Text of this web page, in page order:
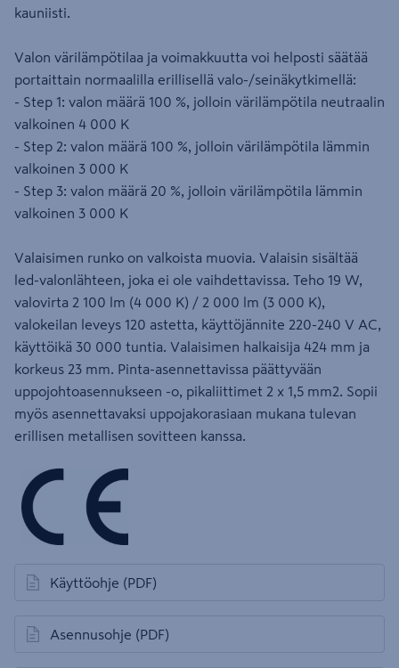
kauniisti.
Valon värilämpötilaa ja voimakkuutta voi helposti säätää
portaittain normaalilla erillisellä valo-/seinäkytkimellä:
- Step 1: valon määrä 100 %, jolloin värilämpötila neutraalin
valkoinen 4 000 K
- Step 2: valon määrä 100 %, jolloin värilämpötila lämmin
valkoinen 3 000 K
- Step 3: valon määrä 20 %, jolloin värilämpötila lämmin
valkoinen 3 000 K
Valaisimen runko on valkoista muovia. Valaisin sisältää
led-valonlähteen, joka ei ole vaihdettavissa. Teho 19 W,
valovirta 2 100 lm (4 000 K) / 2 000 lm (3 000 K),
valokeilan leveys 120 astetta, käyttöjännite 220-240 V AC,
käyttöikä 30 000 tuntia. Valaisimen halkaisija 424 mm ja
korkeus 23 mm. Pinta-asennettavissa päättyvään
uppojohtoasennukseen -o, pikaliittimet 2 x 1,5 mm2. Sopii
myös asennettavaksi uppojakorasiaan mukana tulevan
erillisen metallisen sovitteen kanssa.
Käyttöohje (PDF)
avautuu uuteen välilehteen
Asennusohje (PDF)
avautuu uuteen välilehteen